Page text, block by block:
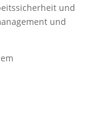
und
und